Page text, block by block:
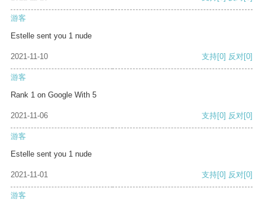
游客
Estelle sent you 1 nude
2021-11-10 支持[0] 反对[0]
游客
Rank 1 on Google With 5
2021-11-06 支持[0] 反对[0]
游客
Estelle sent you 1 nude
2021-11-01 支持[0] 反对[0]
游客